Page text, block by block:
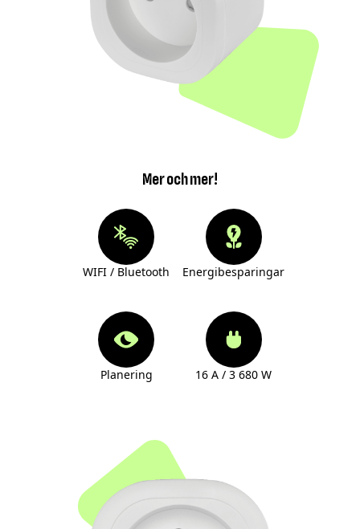
Mer och mer!
WIFI / Bluetooth Energibesparingar
Planering 16 A / 3 680 W